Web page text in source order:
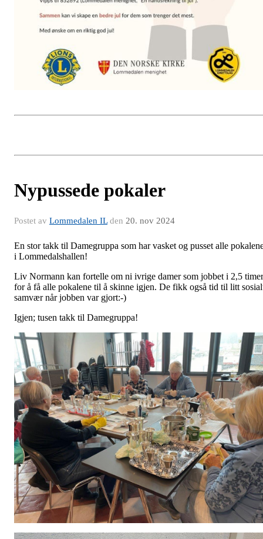
Nypussede pokaler
Postet av Lommedalen ILden 20. nov 2024
En stor takk til Damegruppa som har vasket og pusset alle
i Lommedalshallen!
Liv Normann kan fortelle om ni ivrige damer som jobbet i 2,5 timer
for å få alle pokalene til å skinne igjen. De fikk også tid til litt
samvær når jobben var gjort:-)
Igjen; tusen takk til Damegruppa!